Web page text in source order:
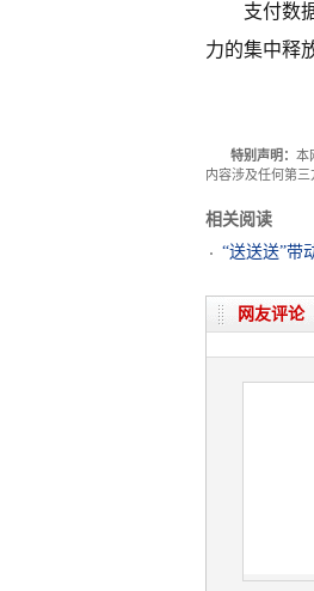
支付数
力的集中释
特别声明： 本
内容涉及任何第
相关阅读
“送送送”带
网友评论